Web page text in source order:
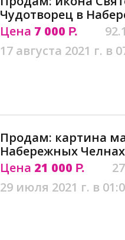
Чудотворец в
Цена 7 000 Р.
17 августа 2021 г. в
Продам: картина
Набережных Челнах
Цена 21 000 Р.
29 июля 2021 г. в